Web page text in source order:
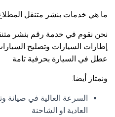
ما هي خدمات بنشر متنقل
نحن نقوم في خدمة رقم بنشر
إطارات السيارات وتصليح
عطل في السيارة بحرفية تامة
ونمتاز أيضا:
السرعة العالية في صيانة
العادية او الشاحنة